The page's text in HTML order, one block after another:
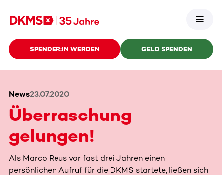
SPENDER:IN WERDEN GELD SPENDEN
News23.07.2020
Überraschung
gelungen!
Als Marco Reus vor fast drei Jahren einen
persönlichen Aufruf für die DKMS startete, ließen sich